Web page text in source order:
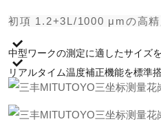
初項 1.2+3L/1000 μmの高精
中型ワークの測定に適したサイズ
リアルタイム温度補正機能を標準搭